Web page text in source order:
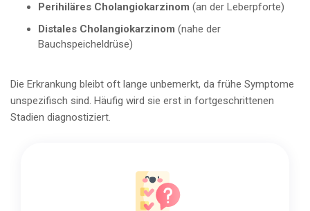
Perihiläres Cholangiokarzinom (an der Leberpforte)
Distales Cholangiokarzinom (nahe der
Bauchspeicheldrüse)
Die Erkrankung bleibt oft lange unbemerkt, da frühe Symptome
unspezifisch sind. Häufig wird sie erst in fortgeschrittenen
Stadien diagnostiziert.